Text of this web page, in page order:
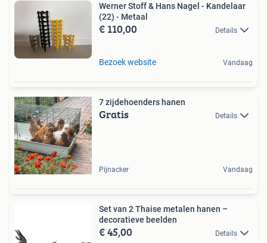
Werner Stoff & Hans Nagel - Kandelaar
(22) - Metaal
€ 110,00 Details
Bezoek website Vandaag
7 zijdehoenders hanen
Gratis Details
Pijnacker Vandaag
Set van 2 Thaise metalen hanen –
decoratieve beelden
€ 45,00 Details